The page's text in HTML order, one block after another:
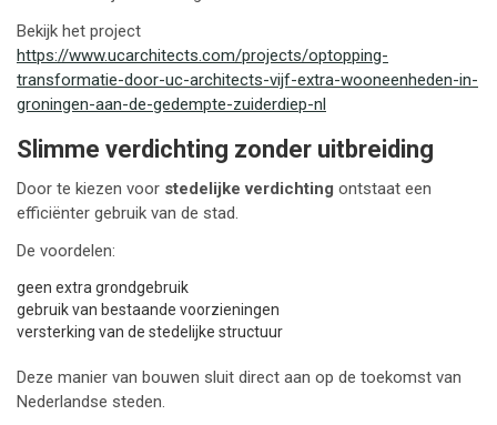
Bekijk het project
https://www.ucarchitects.com/projects/optopping-
transformatie-door-uc-architects-vijf-extra-wooneenheden-in-
groningen-aan-de-gedempte-zuiderdiep-nl
Slimme verdichting zonder uitbreiding
Door te kiezen voor stedelijke verdichting ontstaat een
efficiënter gebruik van de stad.
De voordelen:
geen extra grondgebruik
gebruik van bestaande voorzieningen
versterking van de stedelijke structuur
Deze manier van bouwen sluit direct aan op de toekomst van
Nederlandse steden.